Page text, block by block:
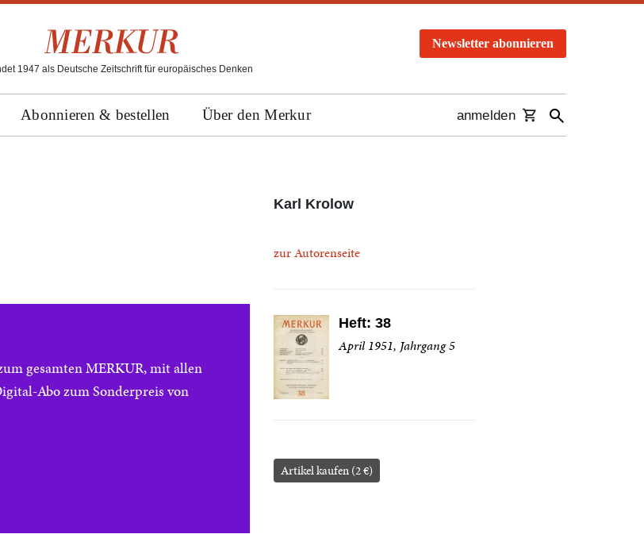
1947 als Deutsche Zeitschrift für europäisches Denken
Newsletter abonnieren
Abonnieren & bestellen Über den Merkur anmelden
gesamten MERKUR, mit allen
Abo zum Sonderpreis von
Karl Krolow
zur Autorenseite
Heft: 38
April 1951, Jahrgang 5
Artikel kaufen (2 €)